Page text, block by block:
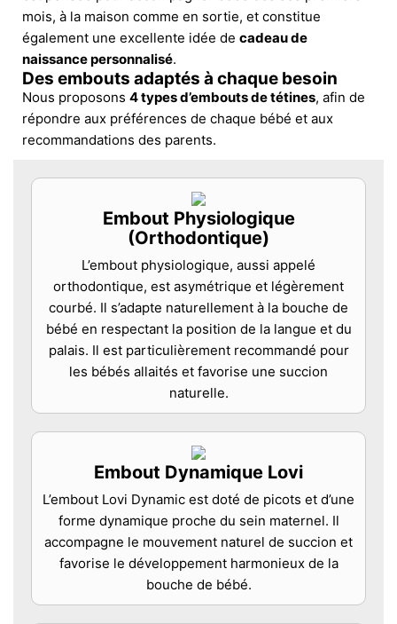
mois, à la maison comme en sortie, et constitue
également une excellente idée de cadeau de
naissance personnalisé.
Des embouts adaptés à chaque besoin
Nous proposons 4 types d’embouts de tétines, afin de
répondre aux préférences de chaque bébé et aux
recommandations des parents.
Embout Physiologique
(Orthodontique)
L’embout physiologique, aussi appelé
orthodontique, est asymétrique et légèrement
courbé. Il s’adapte naturellement à la bouche de
bébé en respectant la position de la langue et du
palais. Il est particulièrement recommandé pour
les bébés allaités et favorise une succion
naturelle.
Embout Dynamique Lovi
L’embout Lovi Dynamic est doté de picots et d’une
forme dynamique proche du sein maternel. Il
accompagne le mouvement naturel de succion et
favorise le développement harmonieux de la
bouche de bébé.